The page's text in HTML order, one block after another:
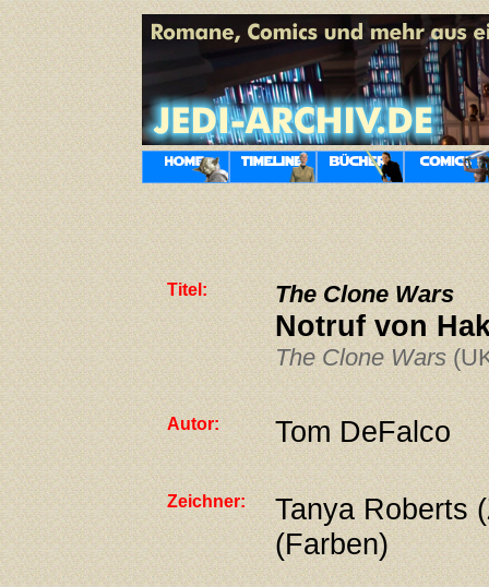
Titel: The Clone Wars
Notruf von
The Clone Wars
Autor: Tom DeFalco
Zeichner:
Tanya Roberts
(Farben)